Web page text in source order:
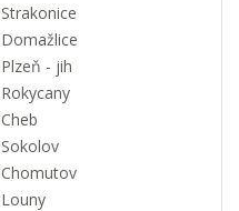
Strakonice
Domažlice
Plzeň - jih
Rokycany
Cheb
Sokolov
Chomutov
Louny